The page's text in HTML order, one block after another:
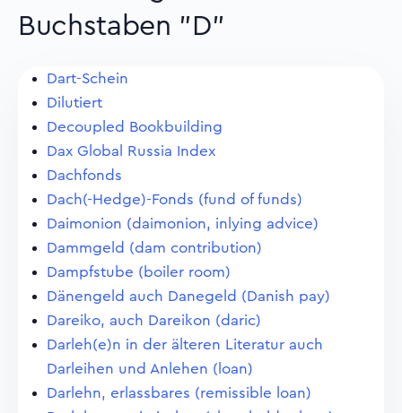
Buchstaben "D"
Dart-Schein
Dilutiert
Decoupled Bookbuilding
Dax Global Russia Index
Dachfonds
Dach(-Hedge)-Fonds (fund of funds)
Daimonion (daimonion, inlying advice)
Dammgeld (dam contribution)
Dampfstube (boiler room)
Dänengeld auch Danegeld (Danish pay)
Dareiko, auch Dareikon (daric)
Darleh(e)n in der älteren Literatur auch
Darleihen und Anlehen (loan)
Darlehn, erlassbares (remissible loan)